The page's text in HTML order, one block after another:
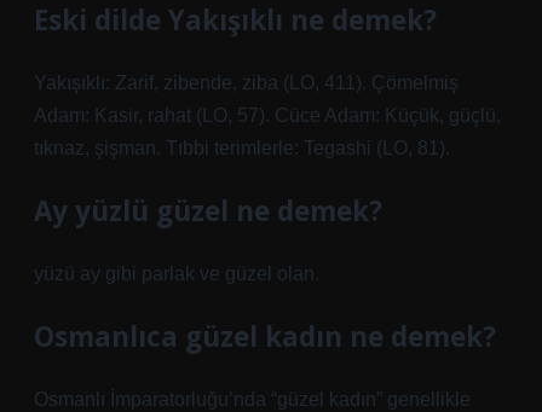
Eski dilde Yakışıklı ne demek?
Yakışıklı: Zarif, zibende, ziba (LO, 411). Çömelmiş
Adam: Kasir, rahat (LO, 57). Cüce Adam: Küçük, güçlü,
tıknaz, şişman. Tıbbi terimlerle: Tegashi (LO, 81).
Ay yüzlü güzel ne demek?
yüzü ay gibi parlak ve güzel olan.
Osmanlıca güzel kadın ne demek?
Osmanlı İmparatorluğu’nda “güzel kadın” genellikle